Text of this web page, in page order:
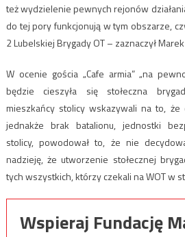
też wydzielenie pewnych rejonów
do tej pory funkcjonują w tym obszarze,
2 Lubelskiej Brygady OT – zaznaczył
W ocenie gościa „Cafe armia” „na
będzie cieszyła się stołeczna
mieszkańcy stolicy wskazywali na to, że
jednakże brak batalionu, jednostki
stolicy, powodował to, że nie
nadzieję, że utworzenie stołecznej
tych wszystkich, którzy czekali na WOT w
Wspieraj Fundację